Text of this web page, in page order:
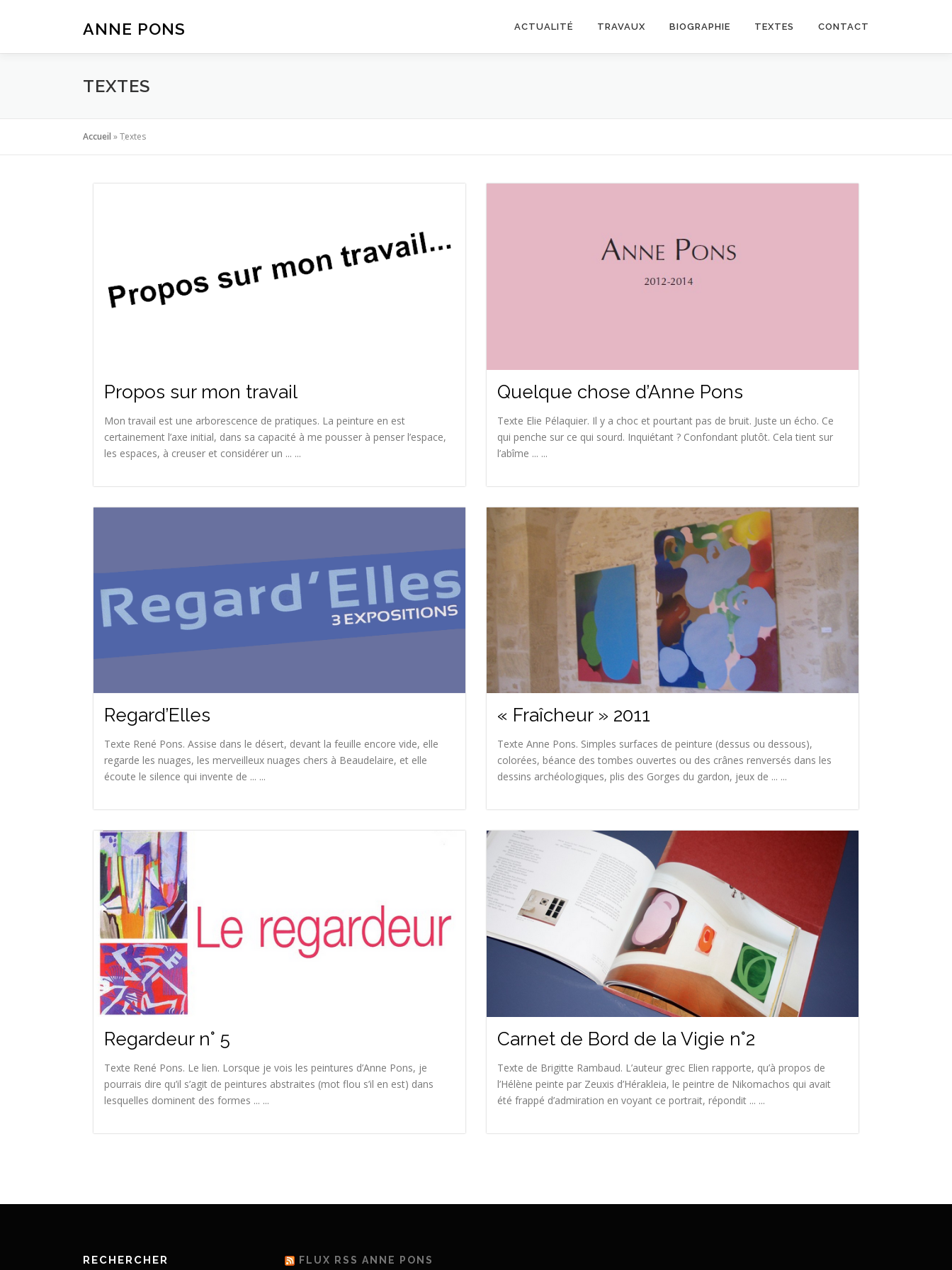
ANNE PONS ACTUALITÉ TRAVAUX BIOGRAPHIE TEXTES CONTACT
TEXTES
Accueil »Textes
Propos sur mon travail
Mon travail est une arborescence de pratiques. La peinture en est
certainement l’axe initial, dans sa capacité à me pousser à penser l’espace,
les espaces, à creuser et considérer un ... ...
Quelque chose d’Anne Pons
Texte Elie Pélaquier. Il y a choc et pourtant pas de bruit. Juste un écho. Ce
qui penche sur ce qui sourd. Inquiétant ? Confondant plutôt. Cela tient sur
l’abîme ... ...
Regard’Elles
Texte René Pons. Assise dans le désert, devant la feuille encore vide, elle
regarde les nuages, les merveilleux nuages chers à Beaudelaire, et elle
écoute le silence qui invente de ... ...
« Fraîcheur » 2011
Texte Anne Pons. Simples surfaces de peinture (dessus ou dessous),
colorées, béance des tombes ouvertes ou des crânes renversés dans les
dessins archéologiques, plis des Gorges du gardon, jeux de ... ...
Regardeur n° 5
Texte René Pons. Le lien. Lorsque je vois les peintures d’Anne Pons, je
pourrais dire qu’il s’agit de peintures abstraites (mot flou s’il en est) dans
lesquelles dominent des formes ... ...
Carnet de Bord de la Vigie n°2
Texte de Brigitte Rambaud. L’auteur grec Elien rapporte, qu’à propos de
l’Hélène peinte par Zeuxis d’Hérakleia, le peintre de Nikomachos qui avait
été frappé d’admiration en voyant ce portrait, répondit ... ...
RECHERCHER FLUX RSS ANNE PONS